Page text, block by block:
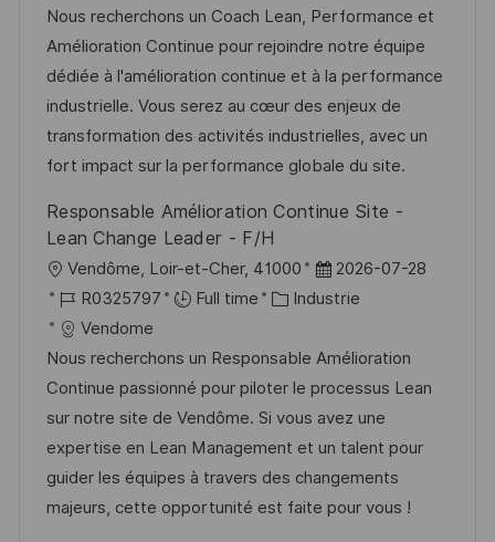
a
l
i
s
a
t
o
t
e
d
’
a
f
i
a
g
f
é
r
e
n
c
d
o
a
t
é
g
o
r
e
Nous recherchons un Coach Lean, Performance et
Amélioration Continue pour rejoindre notre équipe
dédiée à l'amélioration continue et à la performance
industrielle. Vous serez au cœur des enjeux de
transformation des activités industrielles, avec un
fort impact sur la performance globale du site.
Responsable Amélioration Continue Site -
Lean Change Leader - F/H
o
c
a
l
i
s
a
t
Vendôme, Loir-et-Cher, 41000
D
a
e
d
a
f
f
2026-07-28
R
é
f
é
r
e
n
c
R0325797 Full time
C
t
é
g
o
r
i
Industrie
Vendome
Nous recherchons un Responsable Amélioration
Continue passionné pour piloter le processus Lean
sur notre site de Vendôme. Si vous avez une
expertise en Lean Management et un talent pour
guider les équipes à travers des changements
majeurs, cette opportunité est faite pour vous !